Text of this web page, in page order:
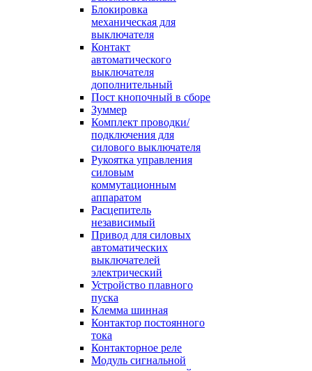
Блокировка
механическая для
выключателя
Контакт
автоматического
выключателя
дополнительный
Пост кнопочный в сборе
Зуммер
Комплект проводки/
подключения для
силового выключателя
Рукоятка управления
силовым
коммутационным
аппаратом
Расцепитель
независимый
Привод для силовых
автоматических
выключателей
электрический
Устройство плавного
пуска
Клемма шинная
Контактор постоянного
тока
Контакторное реле
Модуль сигнальной